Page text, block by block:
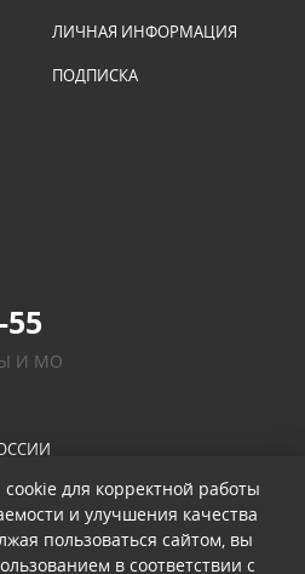
ЛИЧНАЯ ИНФОРМАЦИЯ
ПОДПИСКА
55
И МО
для корректной работы
и улучшения качества
пользоваться сайтом, вы
в соответствии с